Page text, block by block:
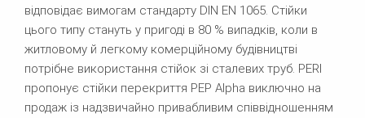
відповідає вимогам стандарту DIN EN 1065. Стійки
цього типу стануть у пригоді в 80 % випадків, коли в
житловому й легкому комерційному будівництві
потрібне використання стійок зі сталевих труб. PERI
пропонує стійки перекриття PEP Alpha виключно на
продаж із надзвичайно привабливим співвідношенням